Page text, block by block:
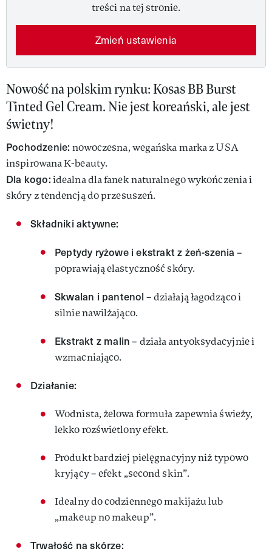
treści na tej stronie.
Zmień ustawienia
Nowość na polskim rynku: Kosas BB Burst
Tinted Gel Cream. Nie jest koreański, ale jest
świetny!
Pochodzenie: nowoczesna, wegańska marka z USA
inspirowana K-beauty.
Dla kogo:idealna dla fanek naturalnego wykończenia i
skóry z tendencją do przesuszeń.
Składniki aktywne:
Peptydy ryżowe i ekstrakt z żeń-szenia –
poprawiają elastyczność skóry.
Skwalan i pantenol – działają łagodząco i
silnie nawilżająco.
Ekstrakt z malin– działa antyoksydacyjnie i
wzmacniająco.
Działanie:
Wodnista, żelowa formuła zapewnia świeży,
lekko rozświetlony efekt.
Produkt bardziej pielęgnacyjny niż typowo
kryjący – efekt „second skin”.
Idealny do codziennego makijażu lub
„makeup no makeup”.
Trwałość na skórze: